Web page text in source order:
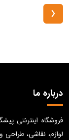
‹
درباره ما
فروشگاه اینترنتی
لوازم، نقاشی،